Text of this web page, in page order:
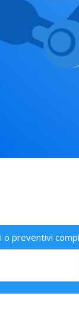
o preventivi